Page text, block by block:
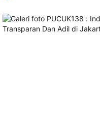
memesan,
rincian